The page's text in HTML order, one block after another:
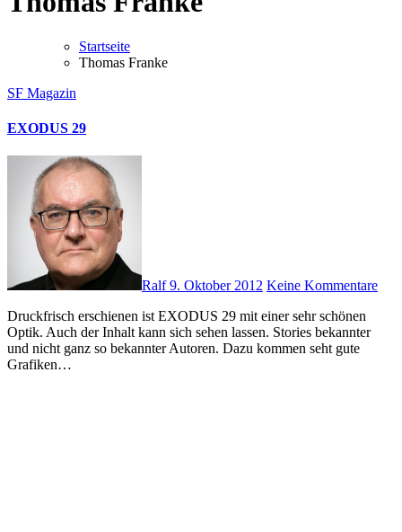
Startseite
Thomas Franke
SF Magazin
EXODUS 29
Ralf9. Oktober 2012 Keine Kommentare
Druckfrisch erschienen ist EXODUS 29 mit einer sehr schönen
Optik. Auch der Inhalt kann sich sehen lassen. Stories bekannter
und nicht ganz so bekannter Autoren. Dazu kommen seht gute
Grafiken…